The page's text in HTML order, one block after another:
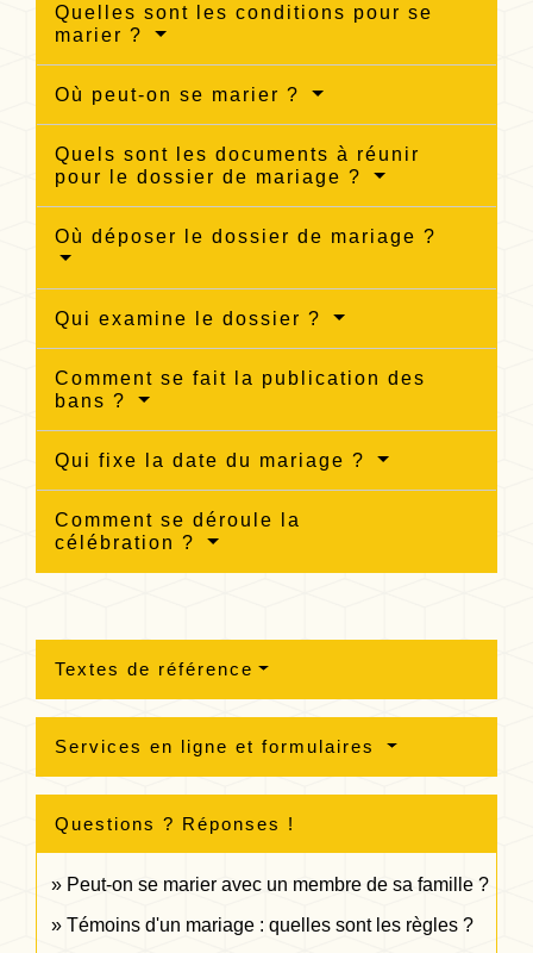
Quelles sont les conditions pour se
marier ?
Où peut-on se marier ?
Quels sont les documents à réunir
pour le dossier de mariage ?
Où déposer le dossier de mariage ?
Qui examine le dossier ?
Comment se fait la publication des
bans ?
Qui fixe la date du mariage ?
Comment se déroule la
célébration ?
Textes de référence
Services en ligne et formulaires
Questions ? Réponses !
Peut-on se marier avec un membre de sa famille ?
Témoins d'un mariage : quelles sont les règles ?